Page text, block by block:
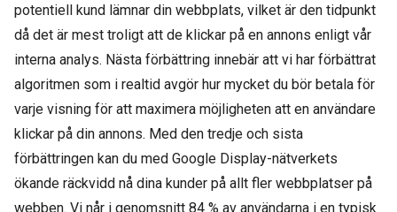
potentiell kund lämnar din webbplats, vilket är den tidpunkt
då det är mest troligt att de klickar på en annons enligt vår
interna analys. Nästa förbättring innebär att vi har förbättrat
algoritmen som i realtid avgör hur mycket du bör betala för
varje visning för att maximera möjligheten att en användare
klickar på din annons. Med den tredje och sista
förbättringen kan du med Google Display-nätverkets
ökande räckvidd nå dina kunder på allt fler webbplatser på
webben. Vi når i genomsnitt 84 % av användarna i en typisk